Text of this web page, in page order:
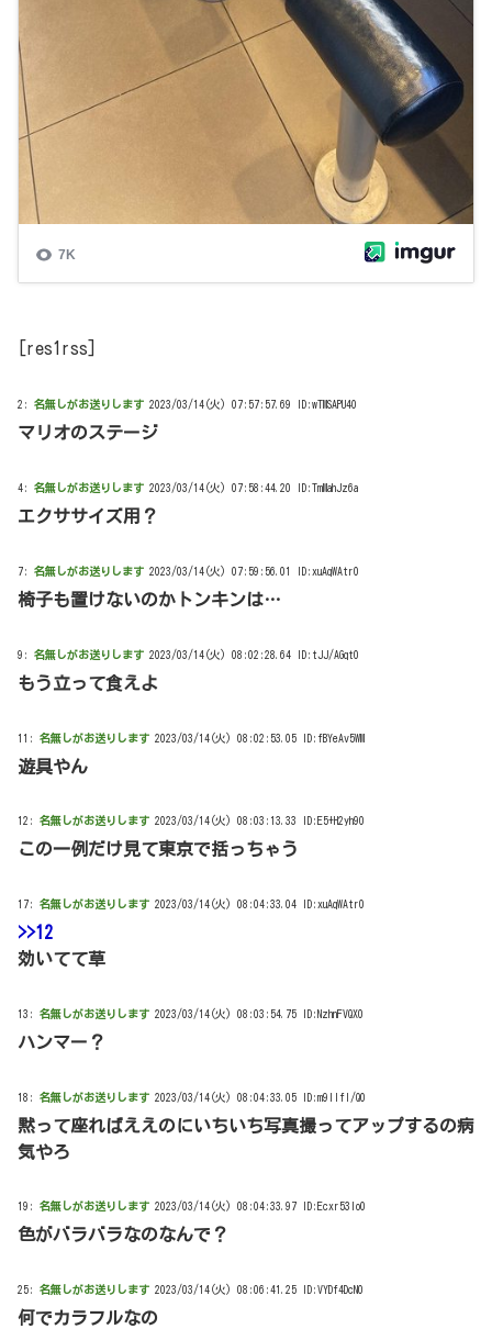
[res1rss]
2: 名無しがお送りします 2023/03/14(火) 07:57:57.69 ID:wTMSAPU40
マリオのステージ
4: 名無しがお送りします 2023/03/14(火) 07:58:44.20 ID:TmMahJz6a
エクササイズ用？
7: 名無しがお送りします 2023/03/14(火) 07:59:56.01 ID:xuAqWAtr0
椅子も置けないのかトンキンは…
9: 名無しがお送りします 2023/03/14(火) 08:02:28.64 ID:tJJ/AGqt0
もう立って食えよ
11: 名無しがお送りします 2023/03/14(火) 08:02:53.05 ID:fBYeAv5WM
遊具やん
12: 名無しがお送りします 2023/03/14(火) 08:03:13.33 ID:E5+H2yh90
この一例だけ見て東京で括っちゃう
17: 名無しがお送りします 2023/03/14(火) 08:04:33.04 ID:xuAqWAtr0
>>12
効いてて草
13: 名無しがお送りします 2023/03/14(火) 08:03:54.75 ID:NzhnFVQX0
ハンマー？
18: 名無しがお送りします 2023/03/14(火) 08:04:33.05 ID:m9llfI/Q0
黙って座ればええのにいちいち写真撮ってアップするの病
気やろ
19: 名無しがお送りします 2023/03/14(火) 08:04:33.97 ID:Ecxr53Io0
色がバラバラなのなんで？
25: 名無しがお送りします 2023/03/14(火) 08:06:41.25 ID:VYDf4DcN0
何でカラフルなの